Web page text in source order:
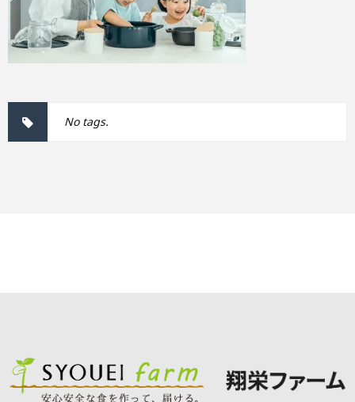
No tags.